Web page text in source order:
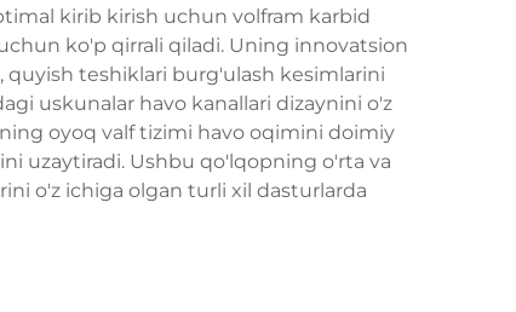
kirib kirish uchun volfram karbid
ko'p qirrali qiladi. Uning innovatsion
teshiklari burg'ulash kesimlarini
uskunalar havo kanallari dizaynini o'z
oyoq valf tizimi havo oqimini doimiy
uzaytiradi. Ushbu qo'lqopning o'rta va
o'z ichiga olgan turli xil dasturlarda